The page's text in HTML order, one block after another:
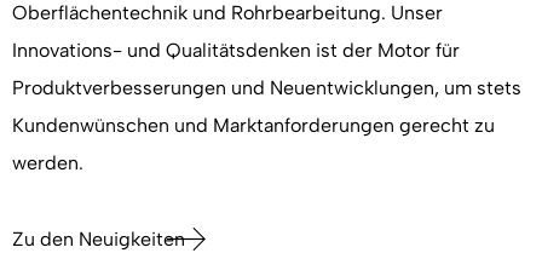
Oberflächentechnik und Rohrbearbeitung. Unser
Innovations- und Qualitätsdenken ist der Motor für
Produktverbesserungen und Neuentwicklungen, um stets
Kundenwünschen und Marktanforderungen gerecht zu
werden.
Zu den Neuigkeiten